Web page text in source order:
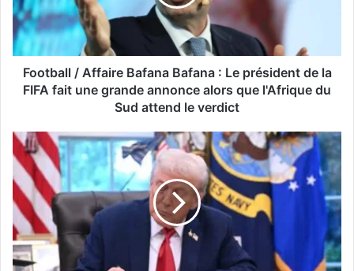
Football / Affaire Bafana Bafana : Le président de la
FIFA fait une grande annonce alors que l'Afrique du
Sud attend le verdict